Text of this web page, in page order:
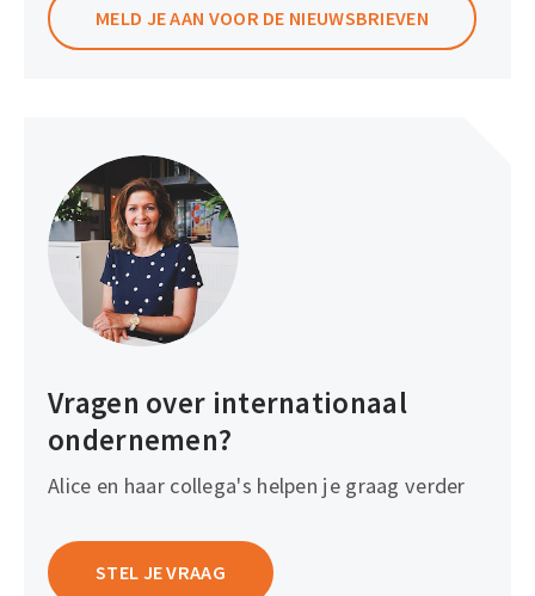
MELD JE AAN VOOR DE NIEUWSBRIEVEN
Vragen over internationaal
ondernemen?
Alice en haar collega's helpen je graag verder
STEL JE VRAAG